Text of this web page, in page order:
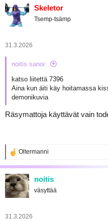
k
t
:
Skeletor
Tsemp-tsämp
31.3.2026
noitis sanoi:
katso liitettä 7396
Aina kun äiti käy hoitamassa
demonikuvia
Räsymattoja käyttävät vain
R
a
k
t
i
o
:
Oltermanni
noitis
väsyttää
31.3.2026